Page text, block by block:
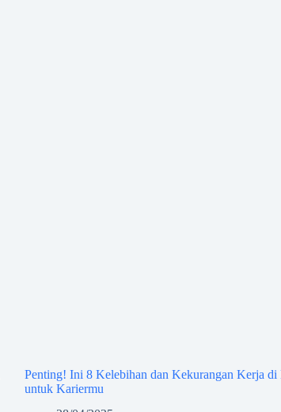
Penting! Ini 8 Kelebihan dan Kekurangan Kerja
untuk Kariermu